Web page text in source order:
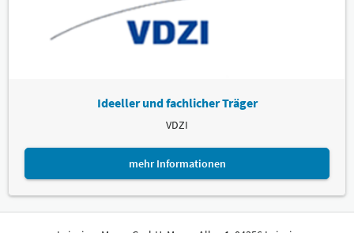
Ideeller und fachlicher Träger
VDZI
mehr Informationen